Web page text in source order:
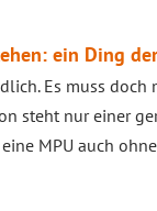
ein Ding
Es muss doch
steht nur einer
MPU auch